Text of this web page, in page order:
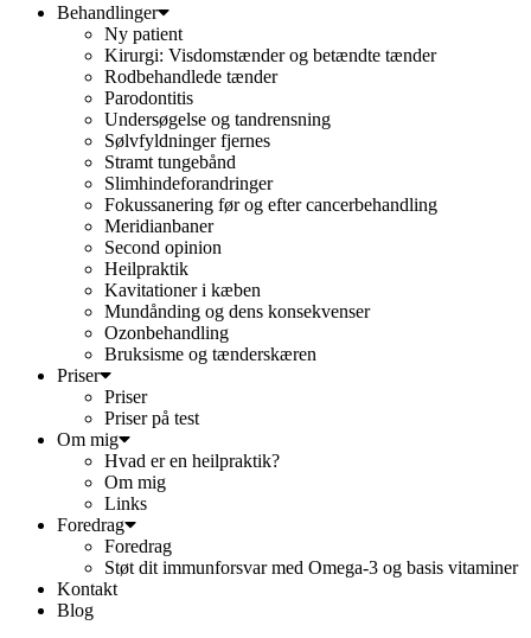
Behandlinger
Ny patient
Kirurgi: Visdomstænder og betændte tænder
Rodbehandlede tænder
Parodontitis
Undersøgelse og tandrensning
Sølvfyldninger fjernes
Stramt tungebånd
Slimhindeforandringer
Fokussanering før og efter cancerbehandling
Meridianbaner
Second opinion
Heilpraktik
Kavitationer i kæben
Mundånding og dens konsekvenser
Ozonbehandling
Bruksisme og tænderskæren
Priser
Priser
Priser på test
Om mig
Hvad er en heilpraktik?
Om mig
Links
Foredrag
Foredrag
Støt dit immunforsvar med Omega-3 og basis vitaminer
Kontakt
Blog